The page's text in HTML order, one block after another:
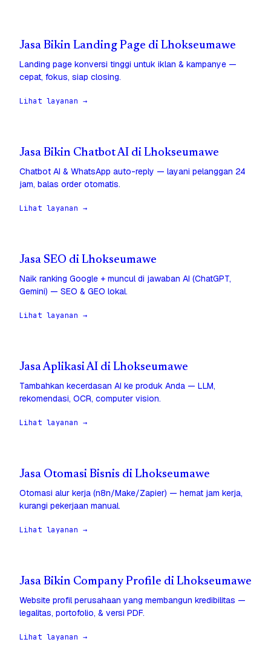
Jasa Bikin Landing Page di Lhokseumawe
Landing page konversi tinggi untuk iklan & kampanye —
cepat, fokus, siap closing.
Lihat layanan →
Jasa Bikin Chatbot AI di Lhokseumawe
Chatbot AI & WhatsApp auto-reply — layani pelanggan 24
jam, balas order otomatis.
Lihat layanan →
Jasa SEO di Lhokseumawe
Naik ranking Google + muncul di jawaban AI (ChatGPT,
Gemini) — SEO & GEO lokal.
Lihat layanan →
Jasa Aplikasi AI di Lhokseumawe
Tambahkan kecerdasan AI ke produk Anda — LLM,
rekomendasi, OCR, computer vision.
Lihat layanan →
Jasa Otomasi Bisnis di Lhokseumawe
Otomasi alur kerja (n8n/Make/Zapier) — hemat jam kerja,
kurangi pekerjaan manual.
Lihat layanan →
Jasa Bikin Company Profile di Lhokseumawe
Website profil perusahaan yang membangun kredibilitas —
legalitas, portofolio, & versi PDF.
Lihat layanan →